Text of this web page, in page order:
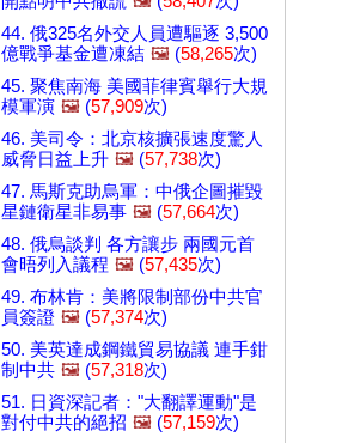
44. 俄325名外交人員遭驅逐 3,500
億戰爭基金遭凍結 🖼️ (58,265次)
45. 聚焦南海 美國菲律賓舉行大規
模軍演 🖼️ (57,909次)
46. 美司令：北京核擴張速度驚人
威脅日益上升 🖼️ (57,738次)
47. 馬斯克助烏軍：中俄企圖摧毀
星鏈衛星非易事 🖼️ (57,664次)
48. 俄烏談判 各方讓步 兩國元首
會晤列入議程 🖼️ (57,435次)
49. 布林肯：美將限制部份中共官
員簽證 🖼️ (57,374次)
50. 美英達成鋼鐵貿易協議 連手鉗
制中共 🖼️ (57,318次)
51. 日資深記者："大翻譯運動"是
對付中共的絕招 🖼️ (57,159次)